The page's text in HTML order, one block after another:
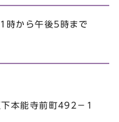
時から午後5時まで
本能寺前町492−1